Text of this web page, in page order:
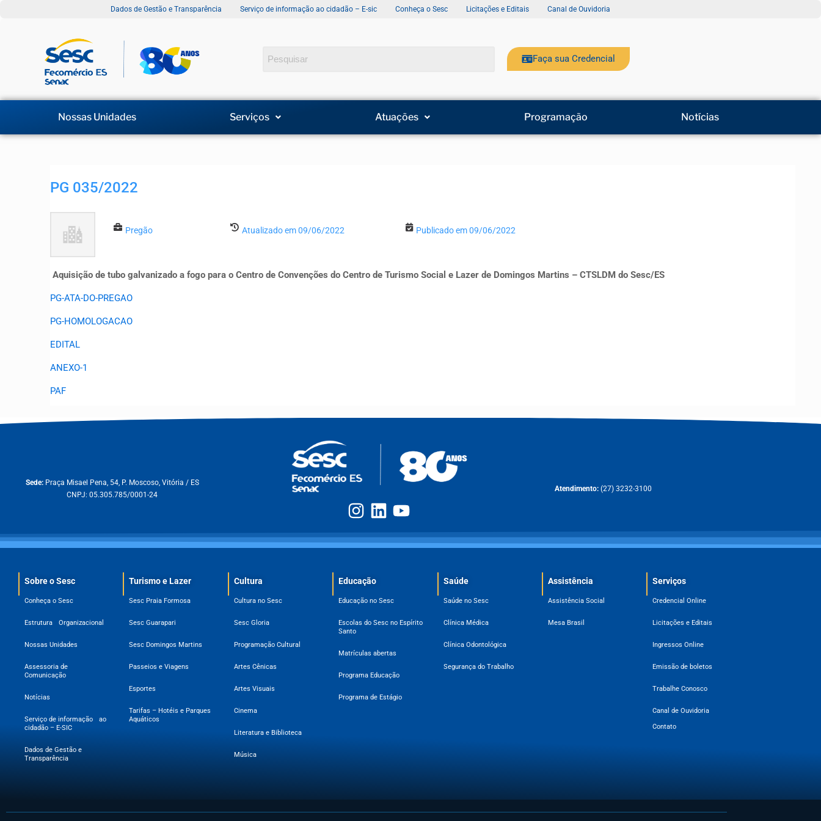
Dados de Gestão e Transparência Serviço de informação ao cidadão – E-sic Conheça o Sesc Licitações e Editais Canal de Ouvidoria
Faça sua Credencial
Nossas Unidades Serviços Atuações Programação Notícias
PG 035/2022
Pregão Atualizado em 09/06/2022 Publicado em 09/06/2022
Aquisição de tubo galvanizado a fogo para o Centro de Convenções do Centro de Turismo Social e Lazer de Domingos Martins – CTSLDM do Sesc/ES
PG-ATA-DO-PREGAO
PG-HOMOLOGACAO
EDITAL
ANEXO-1
PAF
Sede: Praça Misael Pena, 54, P. Moscoso, Vitória / ES
CNPJ: 05.305.785/0001-24
Atendimento: (27) 3232-3100
Sobre o Sesc​
Conheça o Sesc
Estrutura Organizacional
Nossas Unidades
Assessoria de
Comunicação
Notícias
Serviço de informação ao
cidadão – E-SIC
Dados de Gestão e
Transparência
Turismo e Lazer
Sesc Praia Formosa
Sesc Guarapari
Sesc Domingos Martins
Passeios e Viagens
Esportes
Tarifas – Hotéis e Parques
Aquáticos
Cultura
Cultura no Sesc
Sesc Gloria
Programação Cultural
Artes Cênicas
Artes Visuais
Cinema
Literatura e Biblioteca
Música
Educação
Educação no Sesc
Escolas do Sesc no Espírito
Santo
Matrículas abertas
Programa Educação
Programa de Estágio
Saúde
Saúde no Sesc
Clínica Médica
Clínica Odontológica
Segurança do Trabalho
Assistência
Assistência Social
Mesa Brasil
Serviços
Credencial Online
Licitações e Editais
Ingressos Online
Emissão de boletos
Trabalhe Conosco
Canal de Ouvidoria
Contato